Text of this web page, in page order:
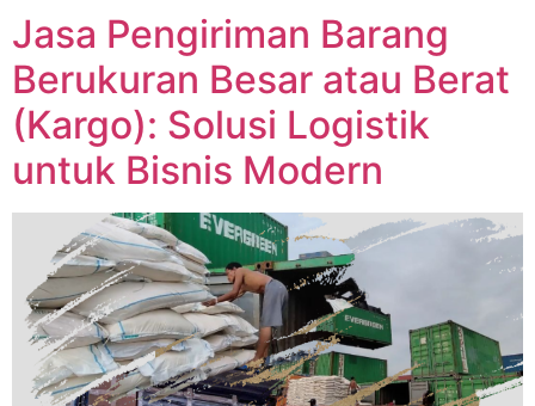
Jasa Pengiriman Barang
Berukuran Besar atau Berat
(Kargo): Solusi Logistik
untuk Bisnis Modern